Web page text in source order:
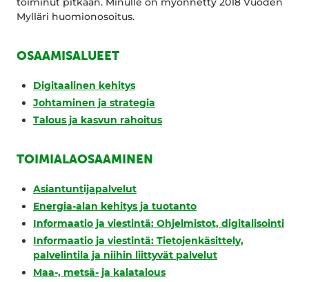
Mylläri huomionosoitus.
OSAAMISALUEET
Digitaalinen kehitys
Johtaminen ja strategia
Talous ja kasvun rahoitus
TOIMIALAOSAAMINEN
Asiantuntijapalvelut
Energia-alan kehitys ja tuotanto
Informaatio ja viestintä: Ohjelmistot, digitalisointi
Informaatio ja viestintä: Tietojenkäsittely,
palvelintila ja niihin liittyvät palvelut
Maa-, metsä- ja kalatalous